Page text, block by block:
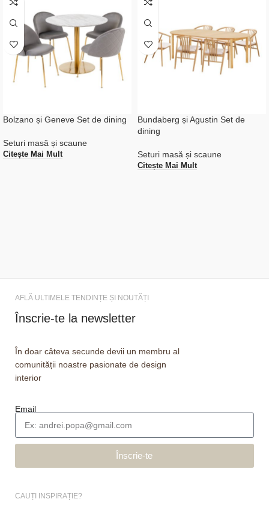
Bolzano și Geneve Set de dining
Seturi masă și scaune
Citește Mai Mult
Bundaberg și Agustin Set de
dining
Seturi masă și scaune
Citește Mai Mult
AFLĂ ULTIMELE TENDINȚE ȘI NOUTĂȚI
Înscrie-te la newsletter
În doar câteva secunde devii un membru al
comunității noastre pasionate de design
interior
Email
Înscrie-te
CAUȚI INSPIRAȚIE?